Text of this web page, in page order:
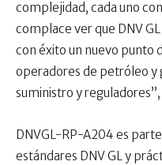
complejidad, cada uno
complace ver que DNV
con éxito un nuevo punto
operadores de petróleo y
suministro y
DNVGL-RP-A204 es
estándares DNV GL y